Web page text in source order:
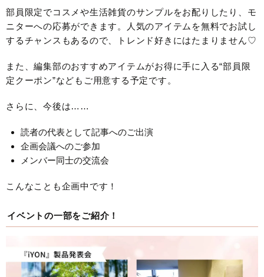
部員限定でコスメや生活雑貨のサンプルをお配りしたり、モ
ニターへの応募ができます。人気のアイテムを無料でお試し
するチャンスもあるので、トレンド好きにはたまりません♡
また、編集部のおすすめアイテムがお得に手に入る“部員限
定クーポン”などもご用意する予定です。
さらに、今後は……
読者の代表として記事へのご出演
企画会議へのご参加
メンバー同士の交流会
こんなことも企画中です！
イベントの一部をご紹介！